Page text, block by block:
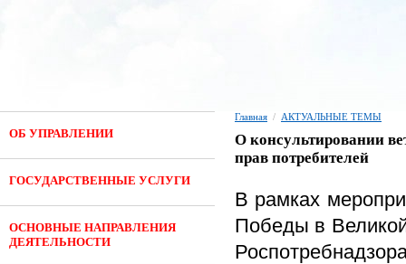
ОБ УПРАВЛЕНИИ
ГОСУДАРСТВЕННЫЕ УСЛУГИ
ОСНОВНЫЕ НАПРАВЛЕНИЯ
ДЕЯТЕЛЬНОСТИ
Главная / АКТУАЛЬНЫЕ ТЕМЫ
О консультировании
прав потребителей
В рамках
Победы в